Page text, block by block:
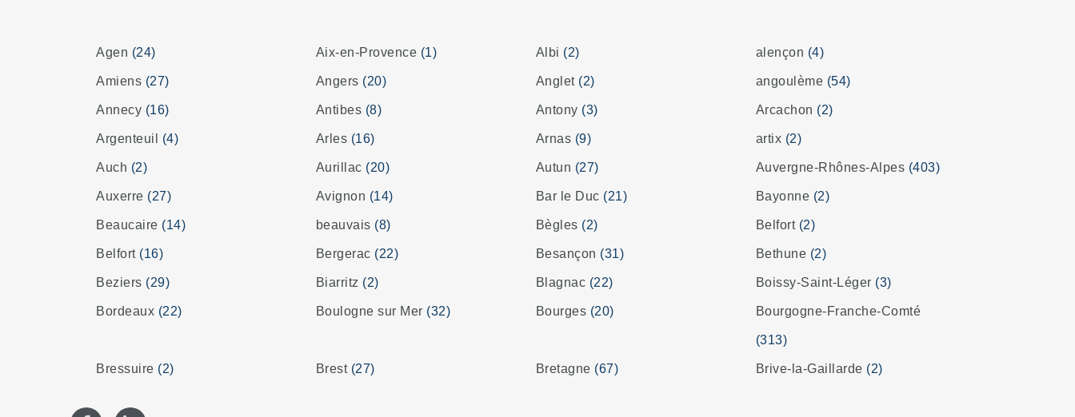
Agen (24) Aix-en-Provence (1) Albi (2) alençon (4)
Amiens (27) Angers (20) Anglet (2) angoulème (54)
Annecy (16) Antibes (8) Antony (3) Arcachon (2)
Argenteuil (4) Arles (16) Arnas (9) artix (2)
Auch (2) Aurillac (20) Autun (27) Auvergne-Rhônes-Alpes (403)
Auxerre (27) Avignon (14) Bar le Duc (21) Bayonne (2)
Beaucaire (14) beauvais (8) Bègles (2) Belfort (2)
Belfort (16) Bergerac (22) Besançon (31) Bethune (2)
Beziers (29) Biarritz (2) Blagnac (22) Boissy-Saint-Léger (3)
Bordeaux (22) Boulogne sur Mer (32) Bourges (20) Bourgogne-Franche-Comté
(313)
Bressuire (2) Brest (27) Bretagne (67) Brive-la-Gaillarde (2)